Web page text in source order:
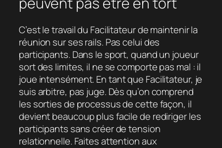
C’est le travail du Facilitateur de maintenir la
réunion sur ses rails. Pas celui des
participants. Dans le sport, quand un joueur
sort des limites, il ne se comporte pas mal : il
joue intensément. En tant que Facilitateur, je
suis arbitre, pas juge. Dès qu’on comprend
les sorties de processus de cette façon, il
devient beaucoup plus facile de rediriger les
participants sans créer de tension
relationnelle. Faites attention aux